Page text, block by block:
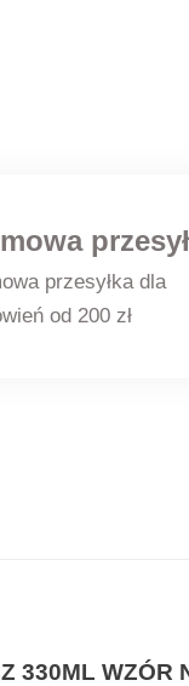
przesyłka dla
od 200 zł
330ML WZÓR